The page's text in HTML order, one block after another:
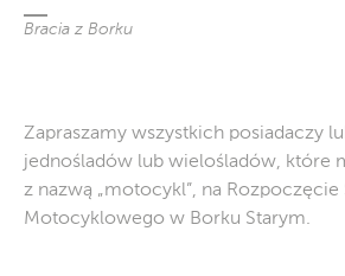
Bracia z Borku
Zapraszamy wszystkich posiadaczy
jednośladów lub wielośladów, które
z nazwą „motocykl”, na Rozpoczęcie
Motocyklowego w Borku Starym.